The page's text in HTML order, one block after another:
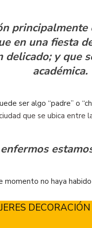
en una fiesta
y que
académica.
ser algo “padre” o
que se ubica entre
enfermos
no haya